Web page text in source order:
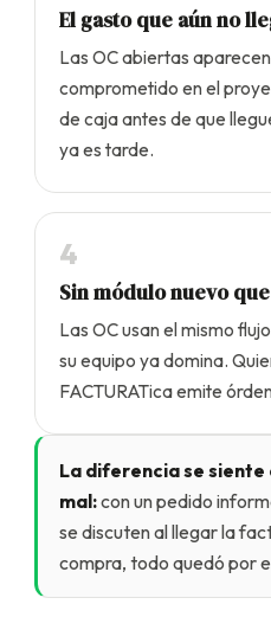
El gasto que aún no
Las OC abiertas
comprometido en el
de caja antes de que
ya es tarde.
4
Sin módulo nuevo
Las OC usan el mismo
su equipo ya domina.
FACTURATica emite
La diferencia se siente
mal:con un pedido
se discuten al llegar la
compra, todo quedó por